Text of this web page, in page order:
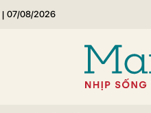
| 07/08/2026
Gửi bình luận